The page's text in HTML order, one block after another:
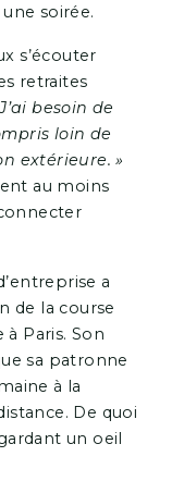
soirée.
s’écouter
retraites
besoin de
loin de
extérieure. »
au moins
a
de la course
Paris. Son
sa patronne
à la
De quoi
un oeil